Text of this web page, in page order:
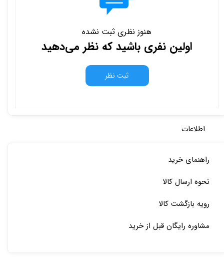
هنوز نظری ثبت نشده
اولین نفری باشید که نظر می‌دهید
ثبت نظر
راهنمای خرید
نحوه ارسال کالا
رویه بازگشت کالا
مشاوره رایگان قبل از خرید
اطلاعات